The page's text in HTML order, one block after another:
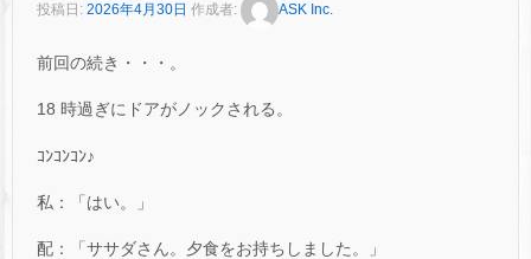
投稿日: 2026年4月30日 作成者: ASK Inc.
前回の続き・・・。
18 時過ぎにドアがノックされる。
ｺﾝｺﾝｺﾝ♪
私：「はい。」
配：「ササダさん。夕食をお持ちしました。」